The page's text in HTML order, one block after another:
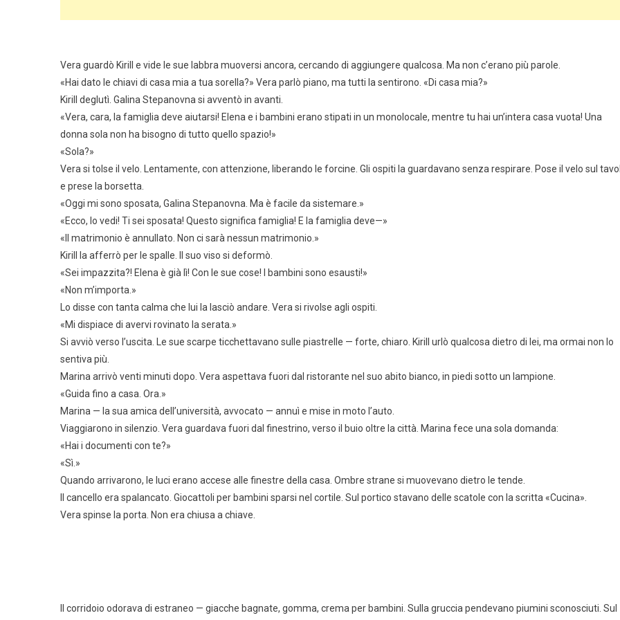
Vera guardò Kirill e vide le sue labbra muoversi ancora, cercando di aggiungere qualcosa. Ma non c’erano più parole.
«Hai dato le chiavi di casa mia a tua sorella?» Vera parlò piano, ma tutti la sentirono. «Di casa mia?»
Kirill deglutì. Galina Stepanovna si avventò in avanti.
«Vera, cara, la famiglia deve aiutarsi! Elena e i bambini erano stipati in un monolocale, mentre tu hai un’intera casa vuota! Una
donna sola non ha bisogno di tutto quello spazio!»
«Sola?»
Vera si tolse il velo. Lentamente, con attenzione, liberando le forcine. Gli ospiti la guardavano senza respirare. Pose il velo sul
e prese la borsetta.
«Oggi mi sono sposata, Galina Stepanovna. Ma è facile da sistemare.»
«Ecco, lo vedi! Ti sei sposata! Questo significa famiglia! E la famiglia deve—»
«Il matrimonio è annullato. Non ci sarà nessun matrimonio.»
Kirill la afferrò per le spalle. Il suo viso si deformò.
«Sei impazzita?! Elena è già lì! Con le sue cose! I bambini sono esausti!»
«Non m’importa.»
Lo disse con tanta calma che lui la lasciò andare. Vera si rivolse agli ospiti.
«Mi dispiace di avervi rovinato la serata.»
Si avviò verso l’uscita. Le sue scarpe ticchettavano sulle piastrelle — forte, chiaro. Kirill urlò qualcosa dietro di lei, ma ormai non lo
sentiva più.
Marina arrivò venti minuti dopo. Vera aspettava fuori dal ristorante nel suo abito bianco, in piedi sotto un lampione.
«Guida fino a casa. Ora.»
Marina — la sua amica dell’università, avvocato — annuì e mise in moto l’auto.
Viaggiarono in silenzio. Vera guardava fuori dal finestrino, verso il buio oltre la città. Marina fece una sola domanda:
«Hai i documenti con te?»
«Sì.»
Quando arrivarono, le luci erano accese alle finestre della casa. Ombre strane si muovevano dietro le tende.
Il cancello era spalancato. Giocattoli per bambini sparsi nel cortile. Sul portico stavano delle scatole con la scritta «Cucina».
Vera spinse la porta. Non era chiusa a chiave.
Il corridoio odorava di estraneo — giacche bagnate, gomma, crema per bambini. Sulla gruccia pendevano piumini sconosciuti. Sul